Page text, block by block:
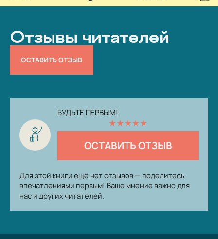
Отзывы читателей
ОСТАВИТЬ ОТЗЫВ
БУДЬТЕ ПЕРВЫМ!
★★★★★
ОСТАВИТЬ ОТЗЫВ
Для этой книги ещё нет отзывов — поделитесь
впечатлениями первым! Ваше мнение важно для
нас и других читателей.